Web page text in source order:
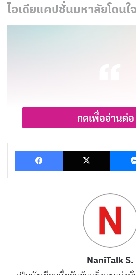
ไอเดียแคปชั่นมหาลัยโดนใ
ข้างหน้า
กดเพื่ออ่านต่อ
Facebook X
NaniTalk S.